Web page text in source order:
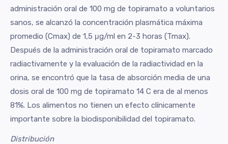
administración oral de 100 mg de topiramato a voluntarios
sanos, se alcanzó la concentración plasmática máxima
promedio (Cmax) de 1,5 μg/ml en 2-3 horas (Tmax).
Después de la administración oral de topiramato marcado
radiactivamente y la evaluación de la radiactividad en la
orina, se encontró que la tasa de absorción media de una
dosis oral de 100 mg de topiramato 14 C era de al menos
81%. Los alimentos no tienen un efecto clínicamente
importante sobre la biodisponibilidad del topiramato.
Distribución